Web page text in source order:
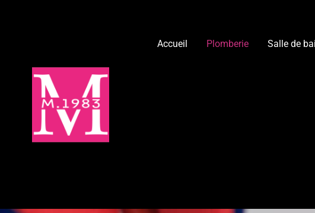
Accueil Plomberie Salle de